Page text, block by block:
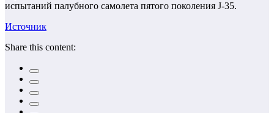
испытаний палубного самолета пятого поколения J-35.
Источник
Share this content: